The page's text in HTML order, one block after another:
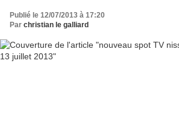
Publié le 12/07/2013 à 17:20
Par christian le galliard